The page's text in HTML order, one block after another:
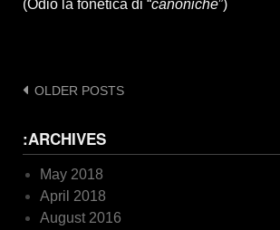
(Odio la fonetica di “canoniche”)
Posts
OLDER POSTS
:ARCHIVES
May 2018
April 2018
August 2016